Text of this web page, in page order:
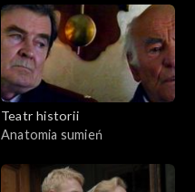
Teatr historii
Anatomia sumień